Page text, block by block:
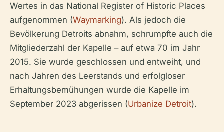
Wertes in das National Register of Historic Places
aufgenommen (Waymarking). Als jedoch die
Bevölkerung Detroits abnahm, schrumpfte auch die
Mitgliederzahl der Kapelle – auf etwa 70 im Jahr
2015. Sie wurde geschlossen und entweiht, und
nach Jahren des Leerstands und erfolgloser
Erhaltungsbemühungen wurde die Kapelle im
September 2023 abgerissen (Urbanize Detroit).